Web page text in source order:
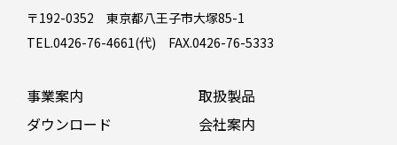
〒192-0352 東京都八王子市大塚85-1
TEL.0426-76-4661(代) FAX.0426-76-5333
事業案内
取扱製品
ダウンロード
会社案内